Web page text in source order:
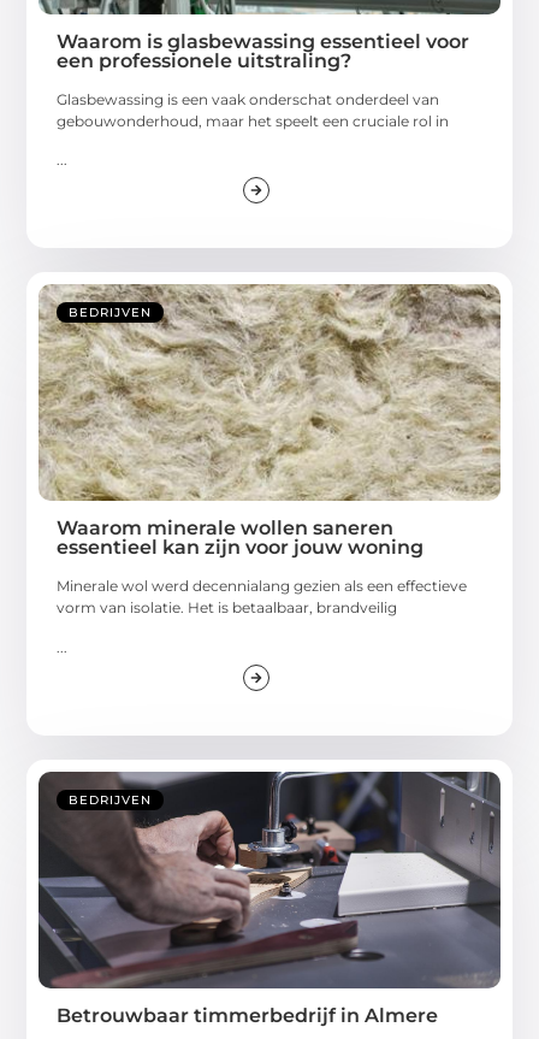
Waarom is glasbewassing essentieel voor
een professionele uitstraling?
Glasbewassing is een vaak onderschat onderdeel van
gebouwonderhoud, maar het speelt een cruciale rol in
...
BEDRIJVEN
Waarom minerale wollen saneren
essentieel kan zijn voor jouw woning
Minerale wol werd decennialang gezien als een effectieve
vorm van isolatie. Het is betaalbaar, brandveilig
BEDRIJVEN
Betrouwbaar timmerbedrijf in Almere